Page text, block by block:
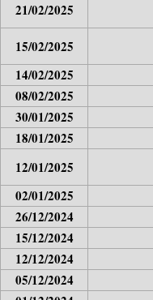
21/02/2025
15/02/2025
14/02/2025
08/02/2025
30/01/2025
18/01/2025
12/01/2025
02/01/2025
26/12/2024
15/12/2024
12/12/2024
05/12/2024